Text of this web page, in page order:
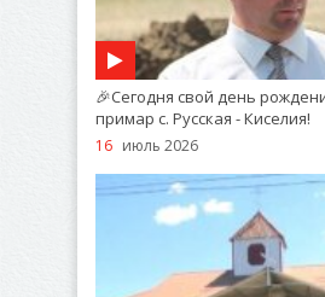
🎉Сегодня свой день
примар с. Русская - Киселия!
16 июль 2026